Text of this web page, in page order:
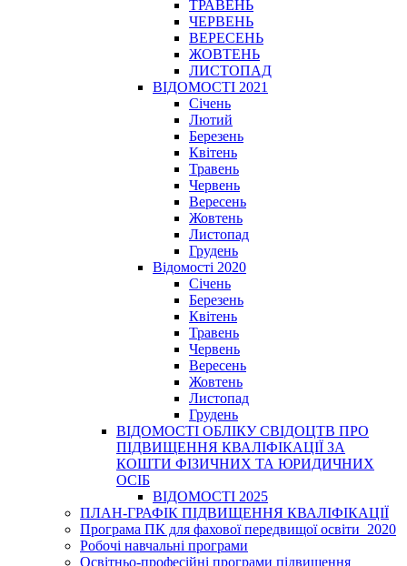
ТРАВЕНЬ
ЧЕРВЕНЬ
ВЕРЕСЕНЬ
ЖОВТЕНЬ
ЛИСТОПАД
ВІДОМОСТІ 2021
Січень
Лютий
Березень
Квітень
Травень
Червень
Вересень
Жовтень
Листопад
Грудень
Відомості 2020
Січень
Березень
Квітень
Травень
Червень
Вересень
Жовтень
Листопад
Грудень
ВІДОМОСТІ ОБЛІКУ СВІДОЦТВ ПРО
ПІДВИЩЕННЯ КВАЛІФІКАЦІЇ ЗА
КОШТИ ФІЗИЧНИХ ТА ЮРИДИЧНИХ
ОСІБ
ВІДОМОСТІ 2025
ПЛАН-ГРАФІК ПІДВИЩЕННЯ КВАЛІФІКАЦІЇ
Програма ПК для фахової передвищої освіти_2020
Робочі навчальні програми
Освітньо-професійні програми підвищення